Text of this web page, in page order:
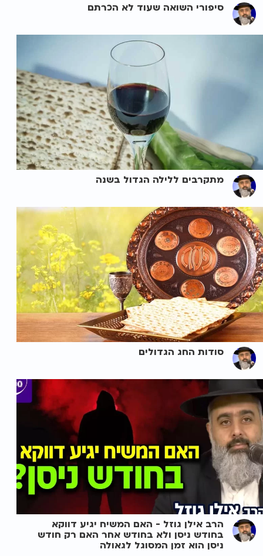
סיפורי השואה שעוד לא הכרתם
מתקרבים ללילה הגדול בשנה
סודות החג הגדולים
הרב אילן גוזל - האם המשיח יגיע דווקא
בחודש ניסן ולא בחודש אחר האם רק חודש
ניסן הוא זמן המסוגל לגאולה